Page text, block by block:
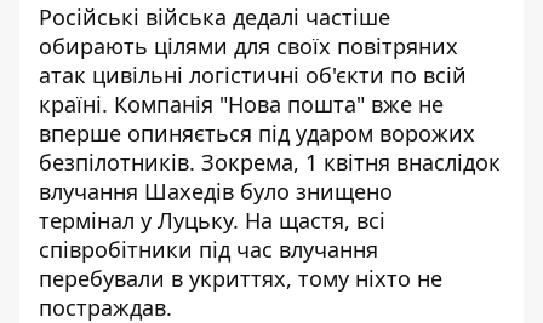
Російські війська дедалі частіше
обирають цілями для своїх повітряних
атак цивільні логістичні об'єкти по всій
країні. Компанія "Нова пошта" вже не
вперше опиняється під ударом ворожих
безпілотників. Зокрема, 1 квітня внаслідок
влучання Шахедів було знищено
термінал у Луцьку. На щастя, всі
співробітники під час влучання
перебували в укриттях, тому ніхто не
постраждав.